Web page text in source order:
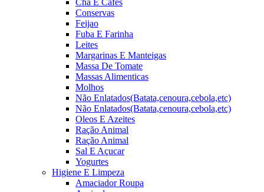
Cha E Cafés
Conservas
Feijao
Fuba E Farinha
Leites
Margarinas E Manteigas
Massa De Tomate
Massas Alimenticas
Molhos
Não Enlatados(Batata,cenoura,cebola,etc)
Não Enlatados(Batata,cenoura,cebola,etc)
Oleos E Azeites
Ração Animal
Ração Animal
Sal E Açucar
Yogurtes
Higiene E Limpeza
Amaciador Roupa